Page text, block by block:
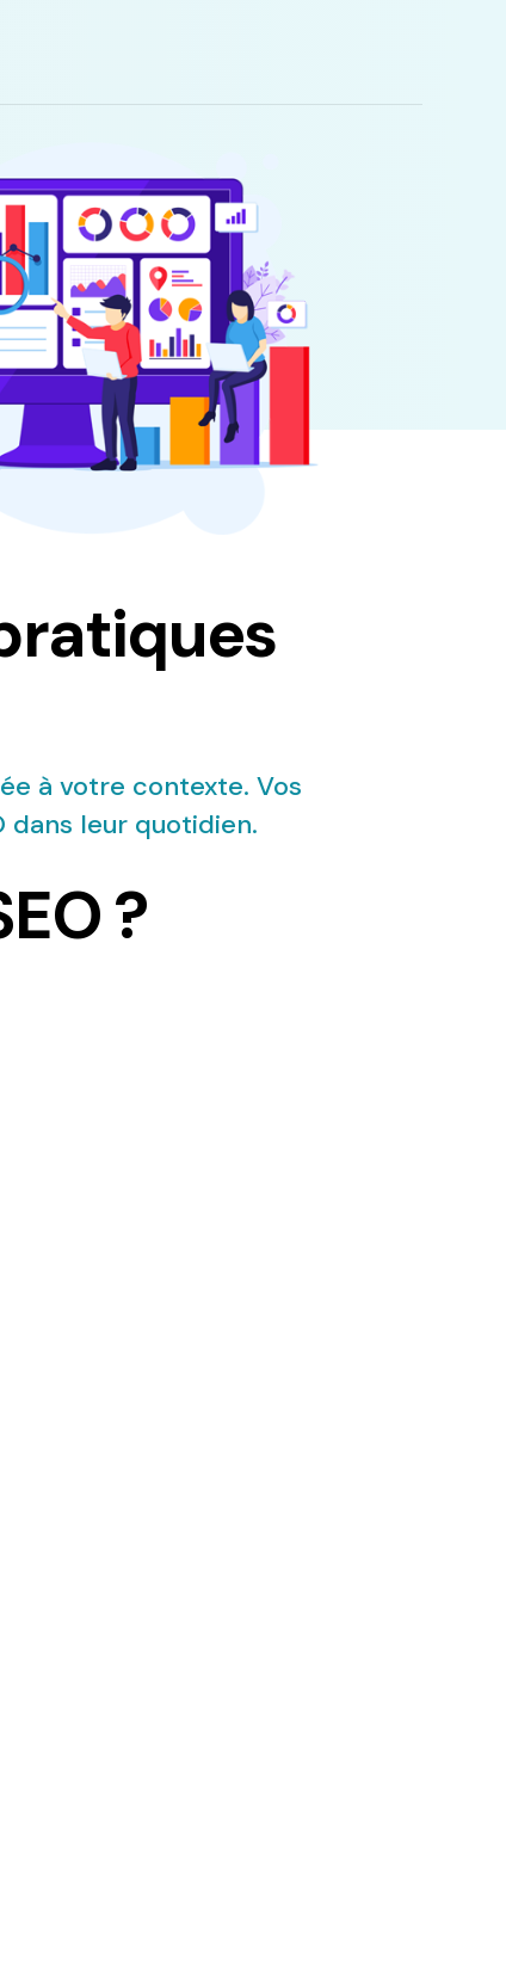
à votre contexte. Vos
leur quotidien.
?